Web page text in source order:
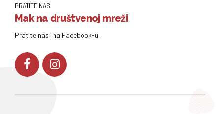
PRATITE NAS
Mak na društvenoj mreži
Pratite nas i na Facebook-u.